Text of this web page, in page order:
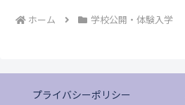
ホーム 学校公開・体験入学
プライバシーポリシー